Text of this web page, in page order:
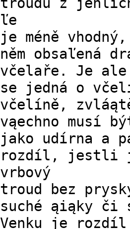
ľe
je méně
něm obsaľená
včelaře. Je
se jedná o
včelíně,
vąechno musí
jako udírna a
rozdíl, jestli
vrbový
troud bez
suché ąiąky
Venku je